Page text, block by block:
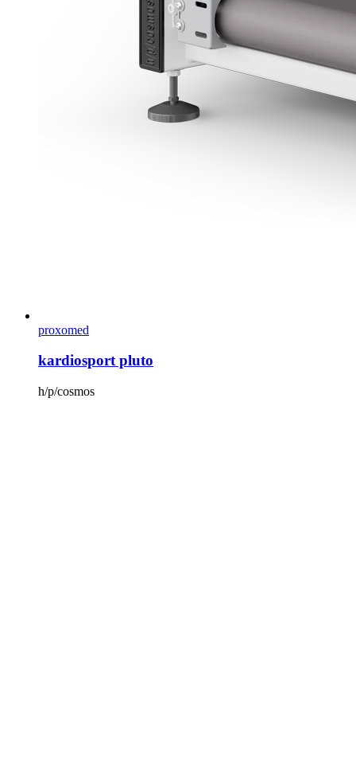
proxomed
kardiosport pluto
h/p/cosmos